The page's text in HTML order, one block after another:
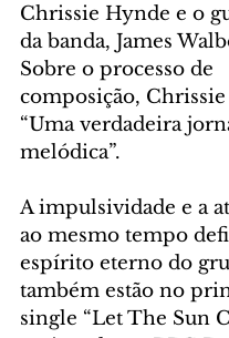
Chrissie Hynde e o
da banda, James
Sobre o processo de
composição,
“Uma verdadeira
melódica”.
A impulsividade e a
ao mesmo tempo
espírito eterno do
também estão no
single “Let The Sun